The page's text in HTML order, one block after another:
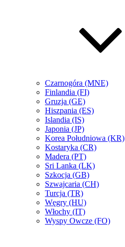
Czarnogóra (MNE)
Finlandia (FI)
Gruzja (GE)
Hiszpania (ES)
Islandia (IS)
Japonia (JP)
Korea Południowa (KR)
Kostaryka (CR)
Madera (PT)
Sri Lanka (LK)
Szkocja (GB)
Szwajcaria (CH)
Turcja (TR)
Węgry (HU)
Włochy (IT)
Wyspy Owcze (FO)